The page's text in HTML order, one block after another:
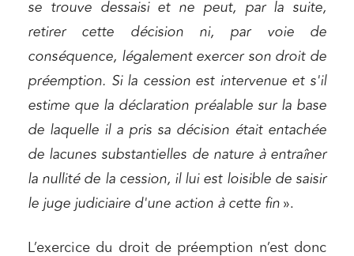
se trouve dessaisi et ne peut, par la suite,
retirer cette décision ni, par voie de
conséquence, légalement exercer son droit de
préemption. Si la cession est intervenue et s'il
estime que la déclaration préalable sur la base
de laquelle il a pris sa décision était entachée
de lacunes substantielles de nature à entraîner
la nullité de la cession, il lui est loisible de saisir
le juge judiciaire d'une action à cette fin ».
L’exercice du droit de préemption n’est donc
Banque finance et assurance
Droit des sociétés et Fusions-Acquisitions
J'ai lu et j'accepte lapolitique de confidentialité